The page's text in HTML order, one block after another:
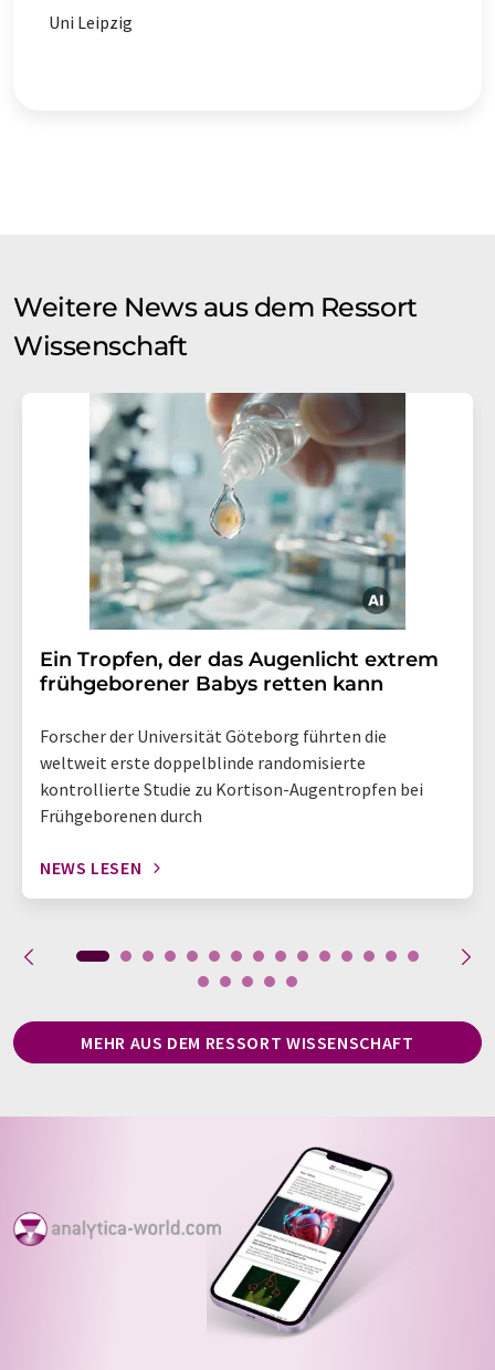
Uni Leipzig
Weitere News aus dem Ressort
Wissenschaft
Ein Tropfen, der das Augenlicht extrem
frühgeborener Babys retten kann
Forscher der Universität Göteborg führten die
weltweit erste doppelblinde randomisierte
kontrollierte Studie zu Kortison-Augentropfen bei
Frühgeborenen durch
NEWS LESEN
MEHR AUS DEM RESSORT WISSENSCHAFT